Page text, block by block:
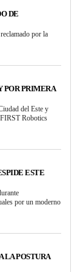
DE
por la
POR PRIMERA
del Este y
Robotics
ESTE
por un moderno
LA POSTURA